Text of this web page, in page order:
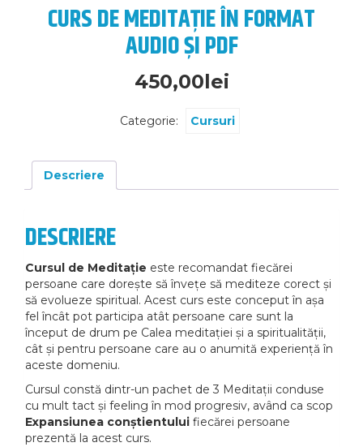
CURS DE MEDITAȚIE ÎN FORMAT
AUDIO ȘI PDF
450,00lei
Categorie: Cursuri
Descriere
DESCRIERE
Cursul de Meditație este recomandat fiecărei
persoane care dorește să învețe să mediteze corect și
să evolueze spiritual. Acest curs este conceput în așa
fel încât pot participa atât persoane care sunt la
început de drum pe Calea meditației și a spiritualității,
cât și pentru persoane care au o anumită experiență în
aceste domeniu.
Cursul constă dintr-un pachet de 3 Meditații conduse
cu mult tact și feeling în mod progresiv, având ca scop
Expansiunea conștientului fiecărei persoane
prezentă la acest curs.